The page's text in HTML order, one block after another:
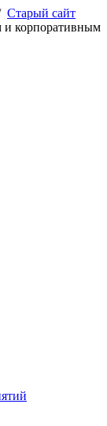
Старый сайт
корпоративным